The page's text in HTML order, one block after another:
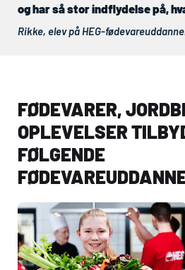
og har så stor indflydelse på,
Rikke, elev på HEG-
FØDEVARER,
OPLEVELSER
FØLGENDE